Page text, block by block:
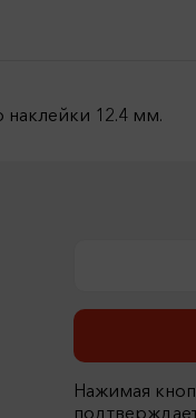
12.4 мм.
Нажимая